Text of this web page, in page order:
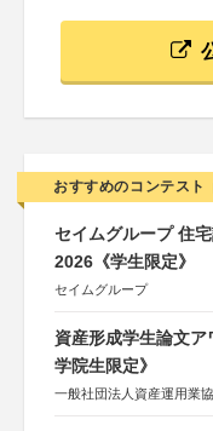
おすすめのコンテスト
セイムグループ 住
2026《学生限定》
セイムグループ
資産形成学生論文
学院生限定》
一般社団法人資産運用業